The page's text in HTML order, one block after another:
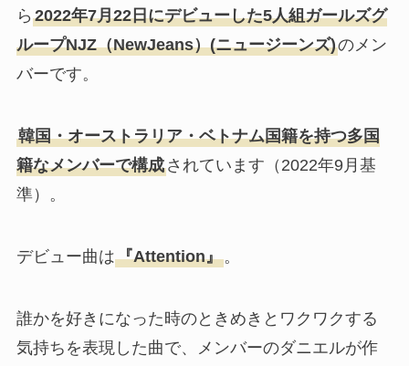
ら 2022年7月22日にデビューした5人組ガールズグ
ループNJZ（NewJeans）(ニュージーンズ)のメン
バーです。
韓国・オーストラリア・ベトナム国籍を持つ多国
籍なメンバーで構成されています（2022年9月基
準）。
デビュー曲は『Attention』。
誰かを好きになった時のときめきとワクワクする
気持ちを表現した曲で、メンバーのダニエルが作